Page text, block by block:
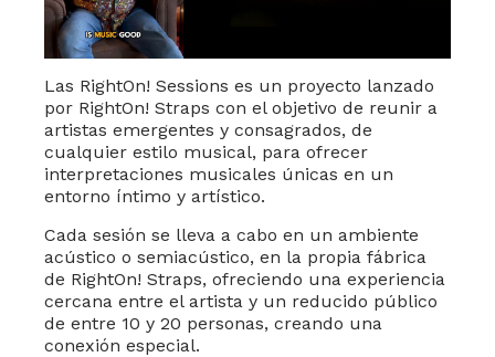
Las RightOn! Sessions es un proyecto lanzado
por RightOn! Straps con el objetivo de reunir a
artistas emergentes y consagrados, de
cualquier estilo musical, para ofrecer
interpretaciones musicales únicas en un
entorno íntimo y artístico.
Cada sesión se lleva a cabo en un ambiente
acústico o semiacústico, en la propia fábrica
de RightOn! Straps, ofreciendo una experiencia
cercana entre el artista y un reducido público
de entre 10 y 20 personas, creando una
conexión especial.